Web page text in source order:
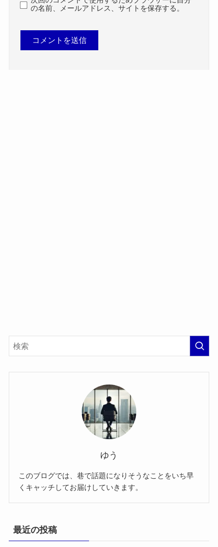
の名前、メールアドレス、サイトを保存する。
ゆう
このブログでは、巷で話題になりそうなことをいち早
くキャッチしてお届けしていきます。
最近の投稿